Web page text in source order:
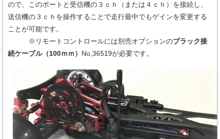
ので、このポートと受信機の３ｃｈ（または４ｃｈ）を接続し、
送信機の３ｃｈを操作することで走行最中でもゲインを変更する
ことが可能です。
※リモートコントロールには別売オプションのブラック接
続ケーブル（100ｍｍ） No,36519が必要です。